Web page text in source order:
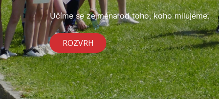
Učíme se zejména od toho, koho milujeme.
ROZVRH